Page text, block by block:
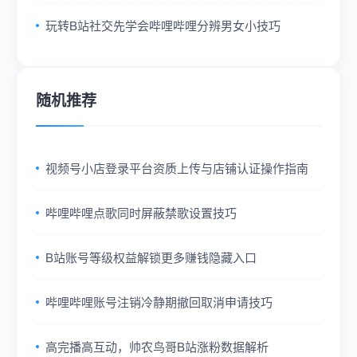
玩转B站社交先学会哔哩哔哩分辨男女小技巧
随机推荐
视频号小店登录平台资质上传与店铺认证操作指南
哔哩哔哩点歌同时屏蔽禁歌设置技巧
B站账号等级权益解锁更多赚钱隐藏入口
哔哩哔哩账号注销冷静期撤回取消申请技巧
高完播高互动，帅农鸟哥B站涨粉数据解析